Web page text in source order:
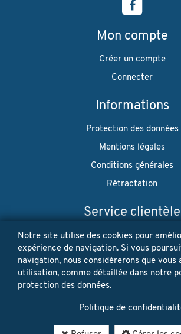
Mon compte
Créer un compte
Connecter
Informations
Protection des données
Mentions légales
Conditions générales
Rétractation
Service clientèle
Envoi
Newsletter
Restez à jour! Vos données personnelles
vendues ni louées. Désinscription
Notre site utilise des cookies pour
expérience de navigation. Si vous
navigation, nous considérerons que vous
utilisation, comme détaillée dans notre
protection des données.
Politique de